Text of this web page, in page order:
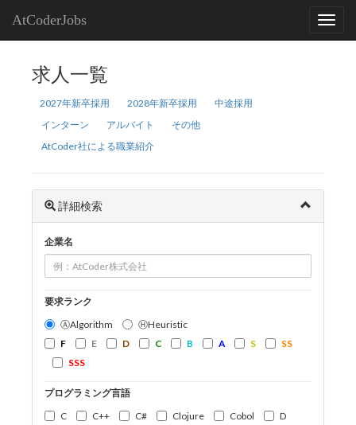
AtCoderJobs
求人一覧
2027年新卒採用 2028年新卒採用
中途採用
インターン
アルバイト
その他
AtCoder社による職業紹介
詳細検索
企業名
要求ランク
ⒶAlgorithm
ⒽHeuristic
F
E D C B A S
SS
SSS
プログラミング言語
C
C++ C# Clojure Cobol
D